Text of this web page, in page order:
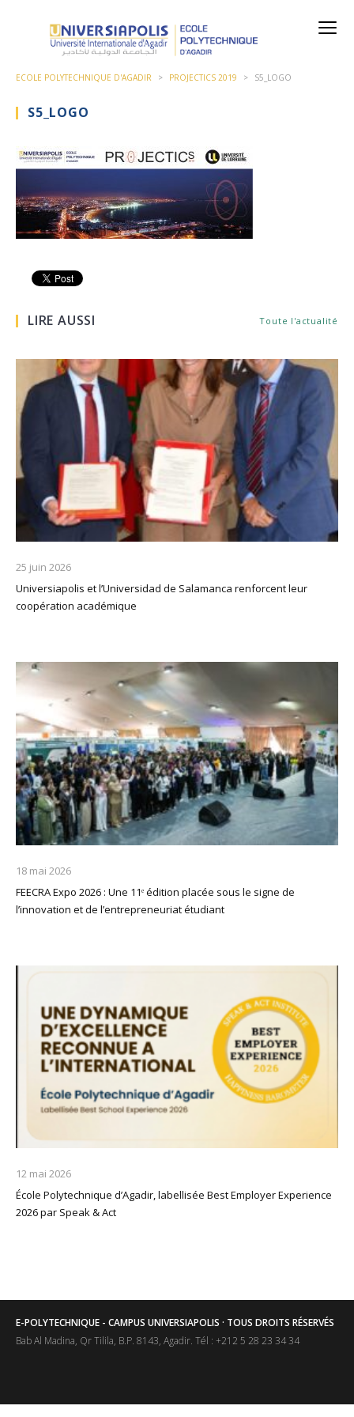
ECOLE POLYTECHNIQUE D'AGADIR > PROJECTICS 2019 > S5_LOGO
S5_LOGO
LIRE AUSSI Toute l'actualité
25 juin 2026
Universiapolis et l’Universidad de Salamanca renforcent leur
coopération académique
18 mai 2026
FEECRA Expo 2026 : Une 11ᵉ édition placée sous le signe de
l’innovation et de l’entrepreneuriat étudiant
12 mai 2026
École Polytechnique d’Agadir, labellisée Best Employer Experience
2026 par Speak & Act
E-POLYTECHNIQUE - CAMPUS UNIVERSIAPOLIS · TOUS DROITS RÉSERVÉS
Bab Al Madina, Qr Tilila, B.P. 8143, Agadir. Tél : +212 5 28 23 34 34